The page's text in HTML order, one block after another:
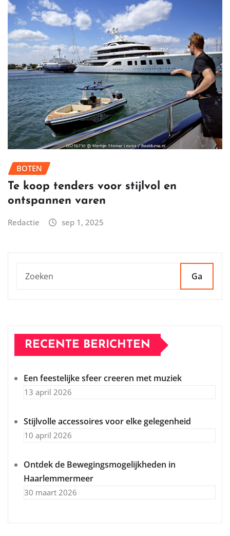
BOTEN
Te koop tenders voor stijlvol en
ontspannen varen
Redactie sep 1, 2025
Ga
RECENTE BERICHTEN
Een feestelijke sfeer creeren met muziek
13 april 2026
Stijlvolle accessoires voor elke gelegenheid
10 april 2026
Ontdek de Bewegingsmogelijkheden in
Haarlemmermeer
30 maart 2026